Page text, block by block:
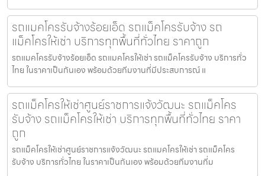
รถแมคโครรับจ้างร้อยเอ็ด รถแม็คโครรับจ้าง รถ
แม็คโครให้เช่า บริการทุกพื้นที่ทั่วไทย ราคาถูก
รถแมคโครรับจ้างร้อยเอ็ด รถแมคโครให้เช่า รถแม็คโครรับจ้าง บริการทั่ว
ไทย ในราคาเป็นกันเอง พร้อมด้วยทีมงานที่มีประสบการณ์ แ
รถแม็คโครให้เช่าศูนย์ราชการแจ้งวัฒนะ รถแม็คโคร
รับจ้าง รถแม็คโครให้เช่า บริการทุกพื้นที่ทั่วไทย ราคา
ถูก
รถแม็คโครให้เช่าศูนย์ราชการแจ้งวัฒนะ รถแมคโครให้เช่า รถแม็คโคร
รับจ้าง บริการทั่วไทย ในราคาเป็นกันเอง พร้อมด้วยทีมงานที่ม